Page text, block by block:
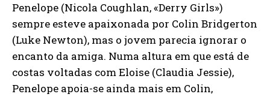
Penelope (Nicola Coughlan, «Derry Girls»)
sempre esteve apaixonada por Colin Bridgerton
(Luke Newton), mas o jovem parecia ignorar o
encanto da amiga. Numa altura em que está de
costas voltadas com Eloise (Claudia Jessie),
Penelope apoia-se ainda mais em Colin,